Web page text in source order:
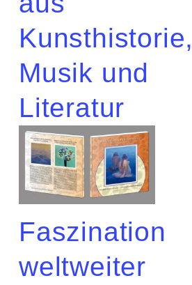
Kunsthistorie,
Musik und
Literatur
Faszination
weltweiter